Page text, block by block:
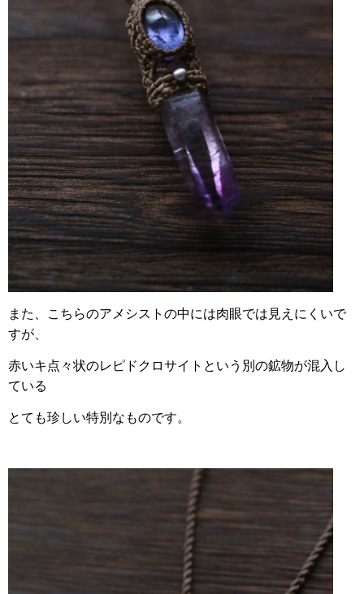
また、こちらのアメシストの中には肉眼では見えにくいで
すが、
赤いキ点々状のレピドクロサイトという別の鉱物が混入し
ている
とても珍しい特別なものです。